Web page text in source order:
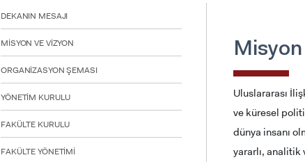
görme
engellilere
göre
ayarlamak
için
Control-
F11'e
Erişilebilirlik
için
DEKANIN MESAJI
MİSYON VE VİZYON
ORGANİZASYON ŞEMASI
YÖNETİM KURULU
FAKÜLTE KURULU
FAKÜLTE YÖNETİMİ
Misyon
Uluslararası
ve küresel
dünya insanı
yararlı,